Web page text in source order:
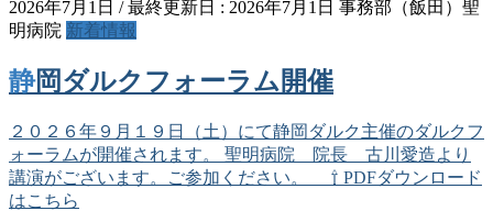
2026年7月1日 / 最終更新日 : 2026年7月1日 事務部（飯田）聖
明病院 新着情報
静岡ダルクフォーラム開催
２０２６年９月１９日（土）にて静岡ダルク主催のダルクフ
ォーラムが開催されます。 聖明病院 院長 古川愛造より
講演がございます。ご参加ください。 ⇧ PDFダウンロード
はこちら